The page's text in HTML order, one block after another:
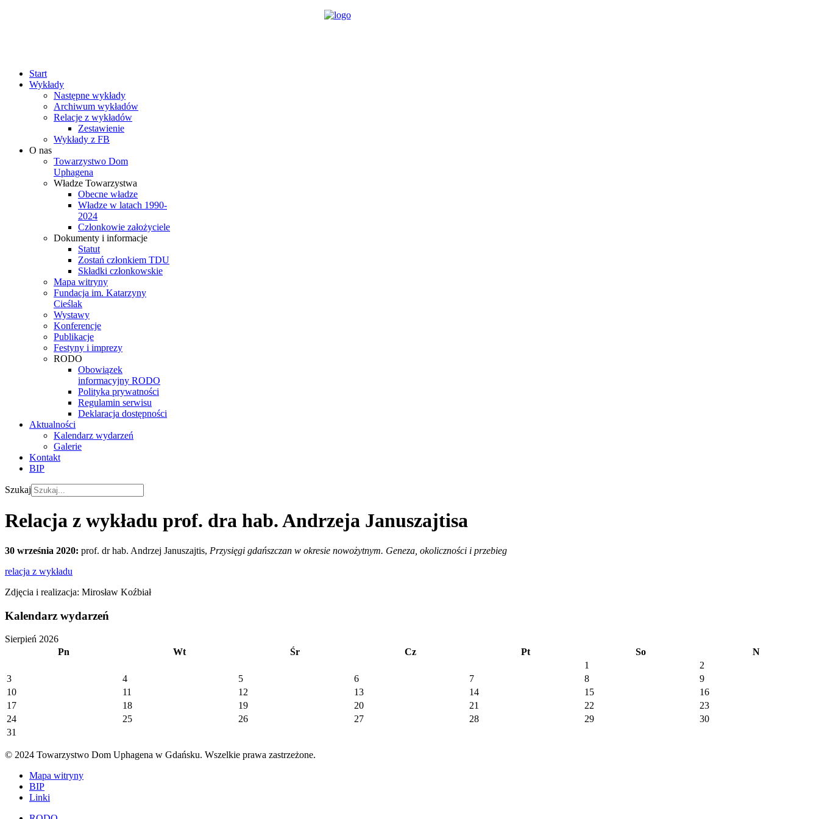
Start
Wykłady
Następne wykłady
Archiwum wykładów
Relacje z wykładów
Zestawienie
Wykłady z FB
O nas
Towarzystwo Dom
Uphagena
Władze Towarzystwa
Obecne władze
Władze w latach 1990-
2024
Członkowie założyciele
Dokumenty i informacje
Statut
Zostań członkiem TDU
Składki członkowskie
Mapa witryny
Fundacja im. Katarzyny
Cieślak
Wystawy
Konferencje
Publikacje
Festyny i imprezy
RODO
Obowiązek
informacyjny RODO
Polityka prywatności
Regulamin serwisu
Deklaracja dostępności
Aktualności
Kalendarz wydarzeń
Galerie
Kontakt
BIP
Szukaj
Relacja z wykładu prof. dra hab. Andrzeja Januszajtisa
30 września 2020: prof. dr hab. Andrzej Januszajtis, Przysięgi gdańszczan w okresie nowożytnym. Geneza, okoliczności i przebieg
relacja z wykładu
Zdjęcia i realizacja: Mirosław Koźbiał
Kalendarz wydarzeń
Sierpień 2026
Pn
Wt Śr Cz Pt So
N
1
2
3
4 5 6 7 8
9
10
11 12 13 14 15
16
17
18 19 20 21 22
23
24
25 26 27 28 29
30
31
© 2024 Towarzystwo Dom Uphagena w Gdańsku. Wszelkie prawa zastrzeżone.
Mapa witryny
BIP
Linki